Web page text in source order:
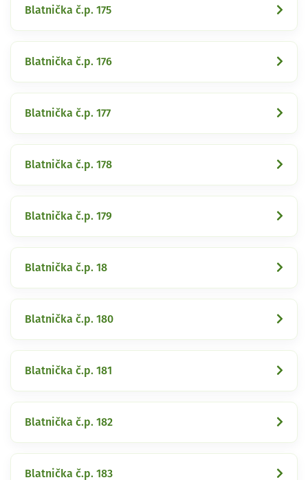
Blatnička č.p. 175
Blatnička č.p. 176
Blatnička č.p. 177
Blatnička č.p. 178
Blatnička č.p. 179
Blatnička č.p. 18
Blatnička č.p. 180
Blatnička č.p. 181
Blatnička č.p. 182
Blatnička č.p. 183